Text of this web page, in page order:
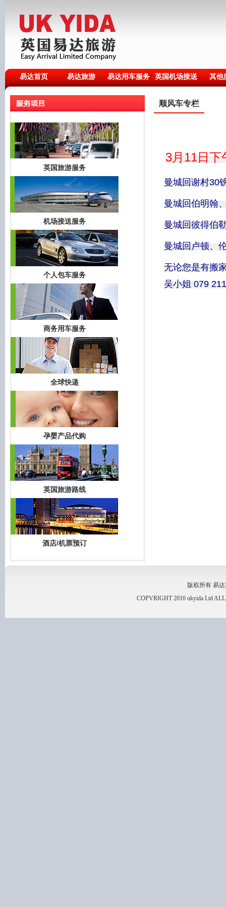
易达首页 易达旅游 易达用车服务 英国机场接送 其他
英国旅游服务
机场接送服务
个人包车服务
商务用车服务
全球快递
孕婴产品代购
英国旅游路线
酒店/机票预订
顺风车专栏
3月11日下
曼城回谢村30
曼城回伯明翰
曼城回彼得伯
曼城回卢顿、
无论您是有搬
吴小姐 079
版权所有 易
COPVRIGHT 2010 ukyida Ltd